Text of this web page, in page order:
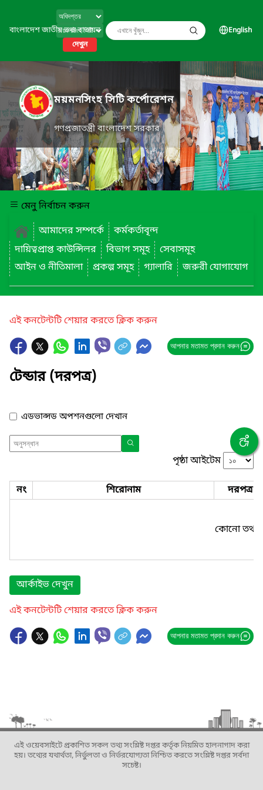
বাংলাদেশ জাতীয় তথ্য বাতায়ন
দেখুন
English
ময়মনসিংহ সিটি কর্পোরেশন
গণপ্রজাতন্ত্রী বাংলাদেশ সরকার
মেনু নির্বাচন করুন
আমাদের সম্পর্কে
কর্মকর্তাবৃন্দ
দায়িত্বপ্রাপ্ত কাউন্সিলর
বিভাগ সমূহ
সেবাসমূহ
আইন ও নীতিমালা
প্রকল্প সমূহ গ্যালারি জরুরী যোগাযোগ
এই কনটেন্টটি শেয়ার করতে ক্লিক করুন
আপনার মতামত প্রদান করুন
টেন্ডার (দরপত্র)
এডভান্সড অপশনগুলো দেখান
পৃষ্ঠা আইটেম
নং শিরোনাম দরপত্র
কোনো তথ্য
আর্কাইভ দেখুন
এই কনটেন্টটি শেয়ার করতে ক্লিক করুন
আপনার মতামত প্রদান করুন
এই ওয়েবসাইটে প্রকাশিত সকল তথ্য সংশ্লিষ্ট দপ্তর কর্তৃক নিয়মিত হালনাগাদ করা
হয়। তথ্যের যথার্থতা, নির্ভুলতা ও নির্ভরযোগ্যতা নিশ্চিত করতে সংশ্লিষ্ট দপ্তর সর্বদা
সচেষ্ট।